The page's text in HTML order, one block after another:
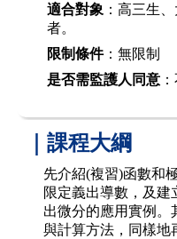
適合對象 ：高三生
者。
限制條件：無限制
是否需監護人同意
｜課程大綱
先介紹(複習)函數和
限定義出導數，及建
出微分的應用實例。
與計算方法，同樣地